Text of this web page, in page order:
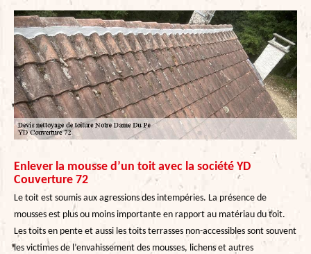
Enlever la mousse d’un toit avec la société YD
Couverture 72
Le toit est soumis aux agressions des intempéries. La présence de
mousses est plus ou moins importante en rapport au matériau du toit.
Les toits en pente et aussi les toits terrasses non-accessibles sont souvent
les victimes de l’envahissement des mousses, lichens et autres